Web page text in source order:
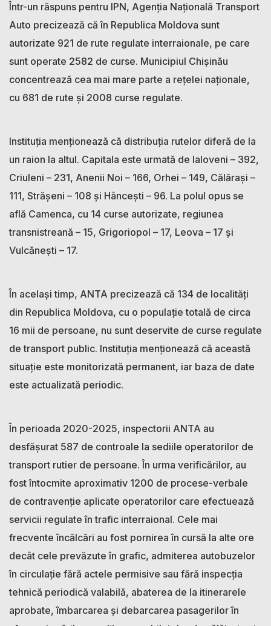
Într-un răspuns pentru IPN, Agenția Națională Transport
Auto precizează că în Republica Moldova sunt
autorizate 921 de rute regulate interraionale, pe care
sunt operate 2582 de curse. Municipiul Chișinău
concentrează cea mai mare parte a rețelei naționale,
cu 681 de rute și 2008 curse regulate.
Instituția menționează că distribuția rutelor diferă de la
un raion la altul. Capitala este urmată de Ialoveni – 392,
Criuleni – 231, Anenii Noi – 166, Orhei – 149, Călărași –
111, Strășeni – 108 și Hâncești – 96. La polul opus se
află Camenca, cu 14 curse autorizate, regiunea
transnistreană – 15, Grigoriopol – 17, Leova – 17 și
Vulcănești – 17.
În același timp, ANTA precizează că 134 de localități
din Republica Moldova, cu o populație totală de circa
16 mii de persoane, nu sunt deservite de curse regulate
de transport public. Instituția menționează că această
situație este monitorizată permanent, iar baza de date
este actualizată periodic.
În perioada 2020-2025, inspectorii ANTA au
desfășurat 587 de controale la sediile operatorilor de
transport rutier de persoane. În urma verificărilor, au
fost întocmite aproximativ 1200 de procese-verbale
de contravenție aplicate operatorilor care efectuează
servicii regulate în trafic interraional. Cele mai
frecvente încălcări au fost pornirea în cursă la alte ore
decât cele prevăzute în grafic, admiterea autobuzelor
în circulație fără actele permisive sau fără inspecția
tehnică periodică valabilă, abaterea de la itinerarele
aprobate, îmbarcarea și debarcarea pasagerilor în